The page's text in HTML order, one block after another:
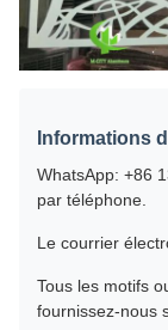
Informations
WhatsApp: +86
par téléphone.
Le courrier
Tous les motifs
fournissez-nous